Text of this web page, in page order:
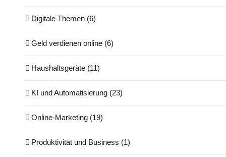
Digitale Themen (6)
Geld verdienen online (6)
Haushaltsgeräte (11)
KI und Automatisierung (23)
Online-Marketing (19)
Produktivität und Business (1)